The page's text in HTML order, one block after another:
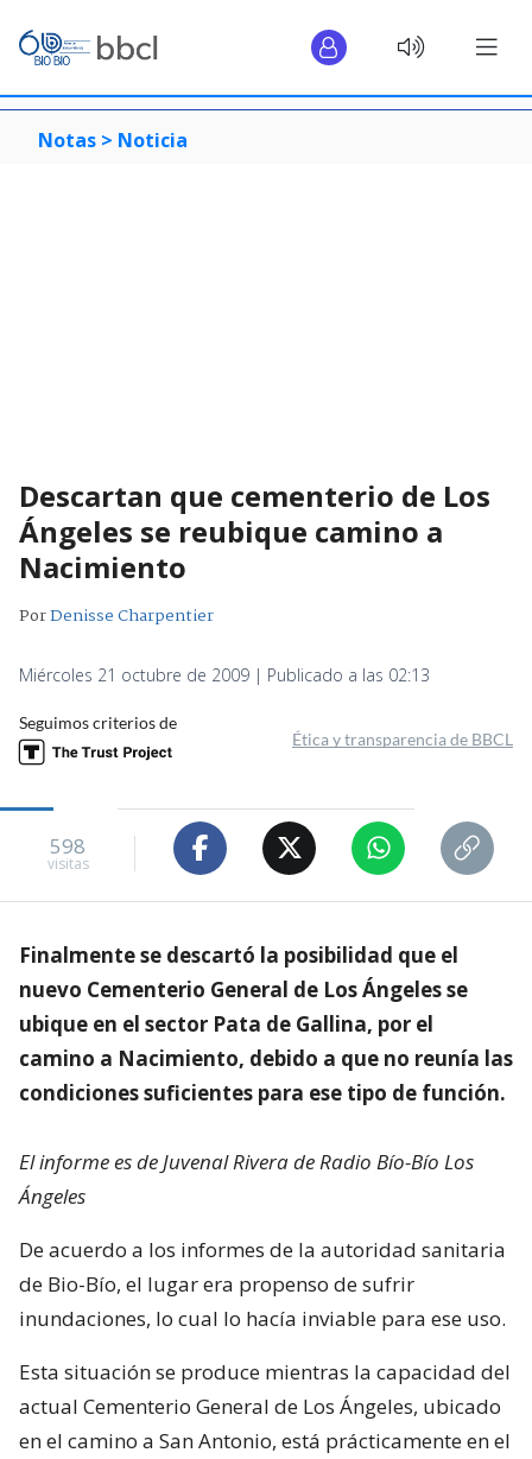
Notas > Noticia
Descartan que cementerio de Los
Ángeles se reubique camino a
Nacimiento
PorDenisse Charpentier
Miércoles 21 octubre de 2009 | Publicado a las 02:13
Seguimos criterios de
Ética y transparencia de BBCL
598
visitas
Finalmente se descartó la posibilidad que el
nuevo Cementerio General de Los Ángeles se
ubique en el sector Pata de Gallina, por el
camino a Nacimiento, debido a que no reunía las
condiciones suficientes para ese tipo de función.
El informe es de Juvenal Rivera de Radio Bío-Bío Los
Ángeles
De acuerdo a los informes de la autoridad sanitaria
de Bio-Bío, el lugar era propenso de sufrir
inundaciones, lo cual lo hacía inviable para ese uso.
Esta situación se produce mientras la capacidad del
actual Cementerio General de Los Ángeles, ubicado
en el camino a San Antonio, está prácticamente en el